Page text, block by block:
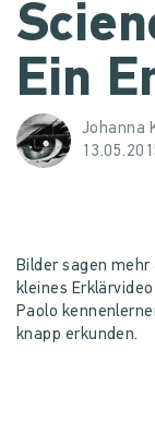
Ein
Johanna
Bilder sagen
kleines
Paolo
knapp erkunden.